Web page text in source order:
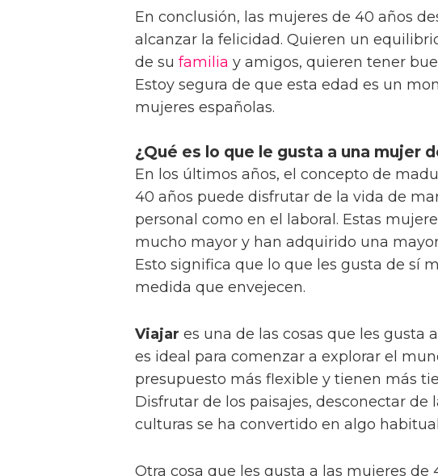
En conclusión, las mujeres de 40 años
alcanzar la felicidad. Quieren un
de su familia y amigos, quieren tener
Estoy segura de que esta edad es un
mujeres españolas.
¿Qué es lo que le gusta a una mujer
En los últimos años, el concepto de
40 años puede disfrutar de la vida de
personal como en el laboral. Estas
mucho mayor y han adquirido una
Esto significa que lo que les gusta de sí
medida que envejecen.
Viajar es una de las cosas que les gusta
es ideal para comenzar a explorar el
presupuesto más flexible y tienen más
Disfrutar de los paisajes, desconectar
culturas se ha convertido en algo
Otra cosa que les gusta a las mujeres de